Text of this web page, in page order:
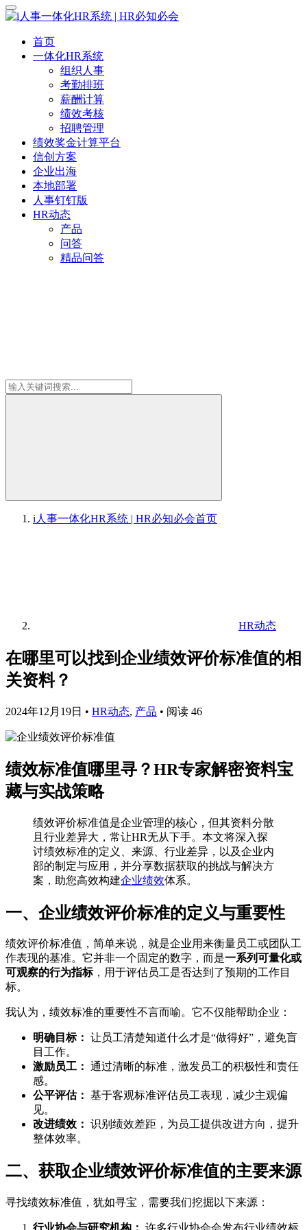
首页
一体化HR系统
组织人事
考勤排班
薪酬计算
绩效考核
招聘管理
绩效奖金计算平台
信创方案
企业出海
本地部署
人事钉钉版
HR动态
产品
问答
精品问答
i人事一体化HR系统 | HR必知必会首页
HR动态
在哪里可以找到企业绩效评价标准值的相
关资料？
2024年12月19日 • HR动态, 产品 • 阅读 46
绩效标准值哪里寻？HR专家解密资料宝
藏与实战策略
绩效评价标准值是企业管理的核心，但其资料分散
且行业差异大，常让HR无从下手。本文将深入探
讨绩效标准的定义、来源、行业差异，以及企业内
部的制定与应用，并分享数据获取的挑战与解决方
案，助您高效构建企业绩效体系。
一、企业绩效评价标准的定义与重要性
绩效评价标准值，简单来说，就是企业用来衡量员工或团队工
作表现的基准。它并非一个固定的数字，而是一系列可量化或
可观察的行为指标，用于评估员工是否达到了预期的工作目
标。
我认为，绩效标准的重要性不言而喻。它不仅能帮助企业：
明确目标： 让员工清楚知道什么才是“做得好”，避免盲
目工作。
激励员工： 通过清晰的标准，激发员工的积极性和责任
感。
公平评估： 基于客观标准评估员工表现，减少主观偏
见。
改进绩效： 识别绩效差距，为员工提供改进方向，提升
整体效率。
二、获取企业绩效评价标准值的主要来源
寻找绩效标准值，犹如寻宝，需要我们挖掘以下来源：